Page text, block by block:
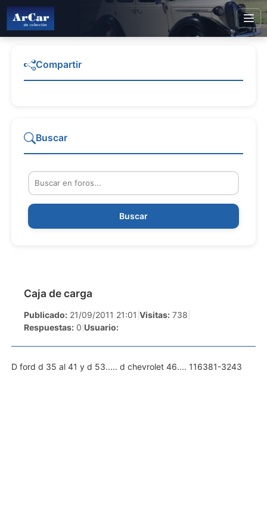
Caja de carga
Publicado: 21/09/2011 21:01 Visitas: 738
Respuestas: 0 Usuario:
D ford d 35 al 41 y d 53..... d chevrolet 46.... 116381-3243
Compartir
Buscar
Buscar